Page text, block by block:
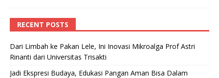
RECENT POSTS
Dari Limbah ke Pakan Lele, Ini Inovasi Mikroalga Prof Astri
Rinanti dari Universitas Trisakti
Jadi Ekspresi Budaya, Edukasi Pangan Aman Bisa Dalam